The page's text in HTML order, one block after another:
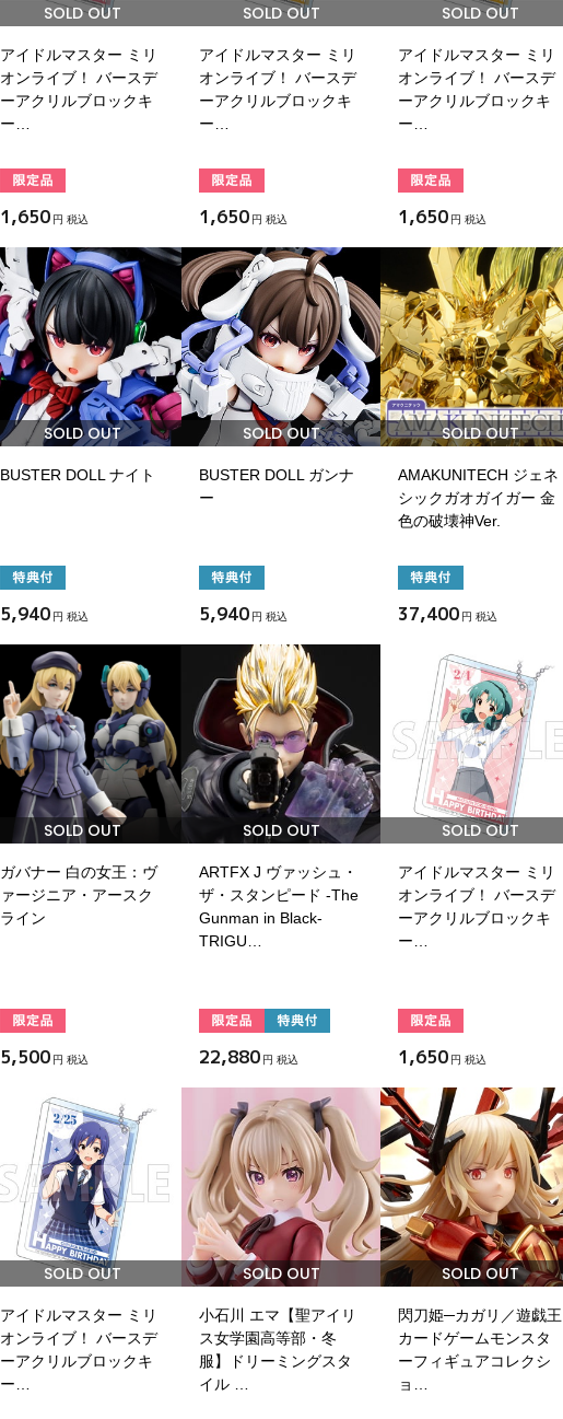
SOLD OUT
アイドルマスター ミリ
オンライブ！ バースデ
ーアクリルブロックキ
ー…
1,650 円 税込
SOLD OUT
アイドルマスター ミリ
オンライブ！ バースデ
ーアクリルブロックキ
ー…
1,650 円 税込
SOLD OUT
アイドルマスター ミリ
オンライブ！ バースデ
ーアクリルブロックキ
ー…
1,650 円 税込
SOLD OUT
BUSTER DOLL ナイト
5,940 円 税込
SOLD OUT
BUSTER DOLL ガンナ
ー
5,940 円 税込
SOLD OUT
AMAKUNITECH ジェネ
シックガオガイガー 金
色の破壊神Ver.
37,400 円 税込
SOLD OUT
ガバナー 白の女王：ヴ
ァージニア・アースク
ライン
5,500 円 税込
SOLD OUT
ARTFX J ヴァッシュ・
ザ・スタンピード -The
Gunman in Black-
TRIGU…
22,880 円 税込
SOLD OUT
アイドルマスター ミリ
オンライブ！ バースデ
ーアクリルブロックキ
ー…
1,650 円 税込
SOLD OUT
アイドルマスター ミリ
オンライブ！ バースデ
ーアクリルブロックキ
ー…
SOLD OUT
小石川 エマ【聖アイリ
ス女学園高等部・冬
服】ドリーミングスタ
イル …
SOLD OUT
閃刀姫─カガリ／遊戯王
カードゲームモンスタ
ーフィギュアコレクシ
ョ…